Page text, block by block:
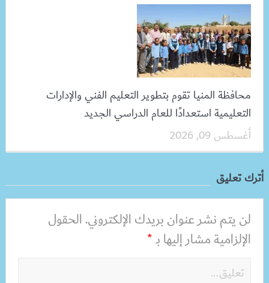
محافظة المنيا تقوم بتطوير التعليم الفني والإدارات
التعليمية استعدادًا للعام الدراسي الجديد
أغسطس 09, 2026
أترك تعليق
لن يتم نشر عنوان بريدك الإلكتروني.الحقول
الإلزامية مشار إليها بـ*